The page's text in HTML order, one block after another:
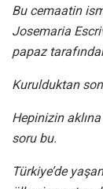
Bu cemaatin
Josemaria
papaz
Kurulduktan
Hepinizin
soru bu.
Türkiye’de